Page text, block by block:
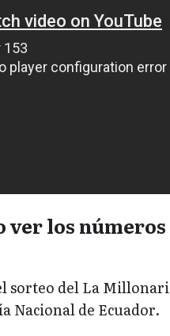
los
sorteo del La
Nacional de Ecuador.